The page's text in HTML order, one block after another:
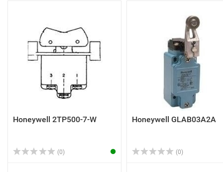
Honeywell 2TP500-7-W
(0)
Honeywell GLAB03A2A
(0)